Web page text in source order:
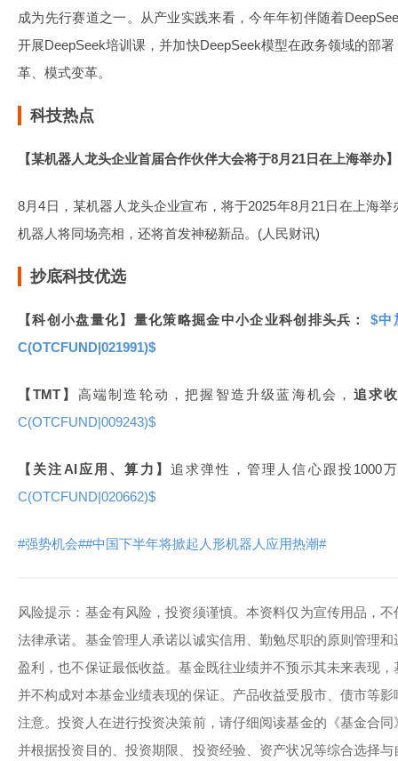
成为先行赛道之一。从产业实践来看，今年年初伴随着
开展DeepSeek培训课，并加快DeepSeek模型在政务领域的部
革、模式变革。
科技热点
【某机器人龙头企业首届合作伙伴大会将于8月21日在上海举办】
8月4日，某机器人龙头企业宣布，将于2025年8月21日在上海
机器人将同场亮相，还将首发神秘新品。(人民财讯)
抄底科技优选
【科创小盘量化】量化策略掘金中小企业科创排头兵：
$中
C(OTCFUND|021991)$
【TMT】 高端制造轮动，把握智造升级蓝海机会， 追求
C(OTCFUND|009243)$
【关注AI应用、算力】 追求弹性，管理人信心跟投1000
C(OTCFUND|020662)$
#强势机会##中国下半年将掀起人形机器人应用热潮#
风险提示：基金有风险，投资须谨慎。本资料仅为宣传用品，
法律承诺。基金管理人承诺以诚实信用、勤勉尽职的原则管理
盈利，也不保证最低收益。基金既往业绩并不预示其未来表现
并不构成对本基金业绩表现的保证。产品收益受股市、债市等
注意。投资人在进行投资决策前，请仔细阅读基金的《基金合
并根据投资目的、投资期限、投资经验、资产状况等综合选择